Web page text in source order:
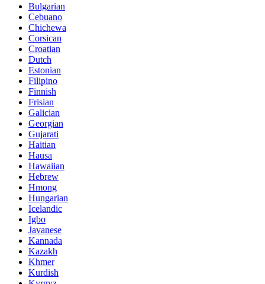
Bulgarian
Cebuano
Chichewa
Corsican
Croatian
Dutch
Estonian
Filipino
Finnish
Frisian
Galician
Georgian
Gujarati
Haitian
Hausa
Hawaiian
Hebrew
Hmong
Hungarian
Icelandic
Igbo
Javanese
Kannada
Kazakh
Khmer
Kurdish